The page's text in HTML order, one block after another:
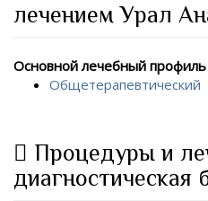
лечением Урал
Основной лечебный профиль
Общетерапевтический
Процедуры и
диагностическая